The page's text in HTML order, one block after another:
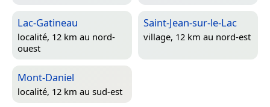
Lac-Gatineau
localité, 12 km au nord-
ouest
Saint-Jean-sur-le-Lac
village, 12 km au nord-est
Mont-Daniel
localité, 12 km au sud-est